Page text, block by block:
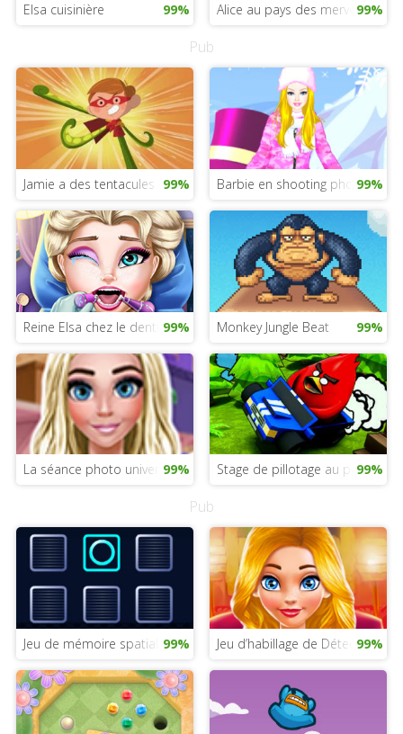
Elsa cuisinière 99% Alice au pays des merveilles de
99%
Pub
Jamie a des tentacules 99% Barbie en shooting photo99%
Reine Elsa chez le dentiste99% Monkey Jungle Beat 99%
La séance photo universitaire de Barbie
99% Stage de pillotage au poulailler
99%
Pub
Jeu de mémoire spatiale99% Jeu d’habillage de Détective
99%